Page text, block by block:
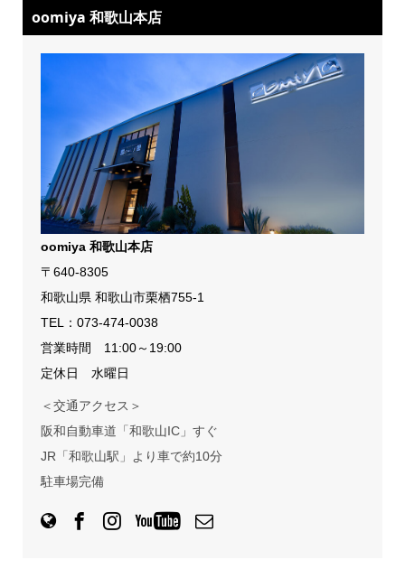
oomiya 和歌山本店
oomiya 和歌山本店
〒640-8305
和歌山県 和歌山市栗栖755-1
TEL： 073-474-0038
営業時間 11:00～19:00
定休日 水曜日
＜交通アクセス＞
阪和自動車道「和歌山IC」すぐ
JR「和歌山駅」より車で約10分
駐車場完備